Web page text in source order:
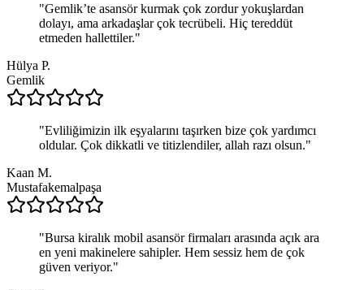
"Gemlik’te asansör kurmak çok zordur yokuşlardan
dolayı, ama arkadaşlar çok tecrübeli. Hiç tereddüt
etmeden hallettiler."
Hülya P.
Gemlik
"Evliliğimizin ilk eşyalarını taşırken bize çok yardımcı
oldular. Çok dikkatli ve titizlendiler, allah razı olsun."
Kaan M.
Mustafakemalpaşa
"Bursa kiralık mobil asansör firmaları arasında açık ara
en yeni makinelere sahipler. Hem sessiz hem de çok
güven veriyor."